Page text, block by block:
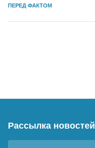
ПЕРЕД ФАКТОМ
Рассылка новостей